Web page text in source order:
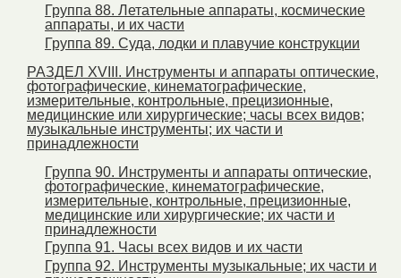
Группа 88. Летательные аппараты, космические
аппараты, и их части
Группа 89. Суда, лодки и плавучие конструкции
РАЗДЕЛ XVIII. Инструменты и аппараты оптические,
фотографические, кинематографические,
измерительные, контрольные, прецизионные,
медицинские или хирургические; часы всех видов;
музыкальные инструменты; их части и
принадлежности
Группа 90. Инструменты и аппараты оптические,
фотографические, кинематографические,
измерительные, контрольные, прецизионные,
медицинские или хирургические; их части и
принадлежности
Группа 91. Часы всех видов и их части
Группа 92. Инструменты музыкальные; их части и